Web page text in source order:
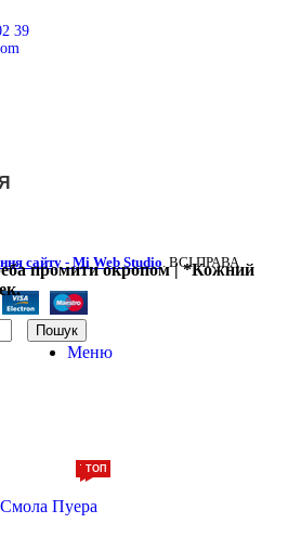
промити окропом |*Кожний
39
сайту - Mi Web Studio. ВСІ ПРАВА
Пошук
Меню
Смола Пуера
ТОП
ТОП